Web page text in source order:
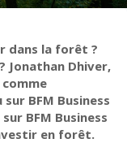
dans la forêt ?
Jonathan Dhiver,
BFM Business
BFM Business
en forêt.